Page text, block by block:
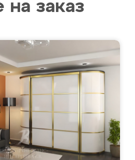
на заказ